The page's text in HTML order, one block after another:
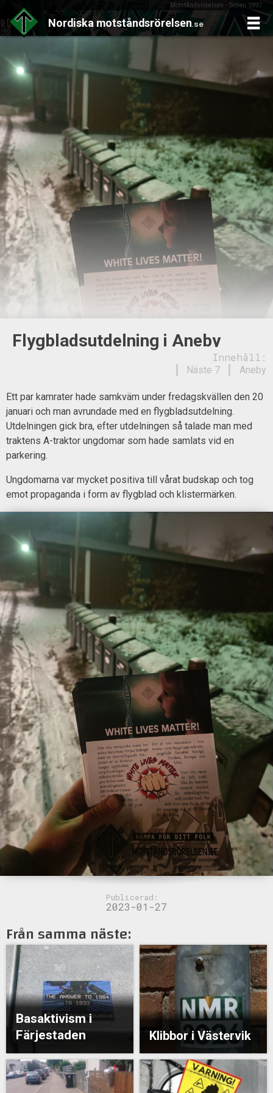
Motståndsrörelsen - Sedan 1997
Nordiska motståndsrörelsen.se
Skip
content
Flygbladsutdelning i Aneby
Innehåll:
Aneby
Näste 7
Ett par kamrater hade samkväm under fredagskvällen den 20
januari och man avrundade med en flygbladsutdelning.
Utdelningen gick bra, efter utdelningen så talade man med
traktens A-traktor ungdomar som hade samlats vid en
parkering.
Ungdomarna var mycket positiva till vårat budskap och tog
emot propaganda i form av flygblad och klistermärken.
Publicerad:
2023-01-27
Från samma näste:
Basaktivism i
Färjestaden
Klibbor i Västervik